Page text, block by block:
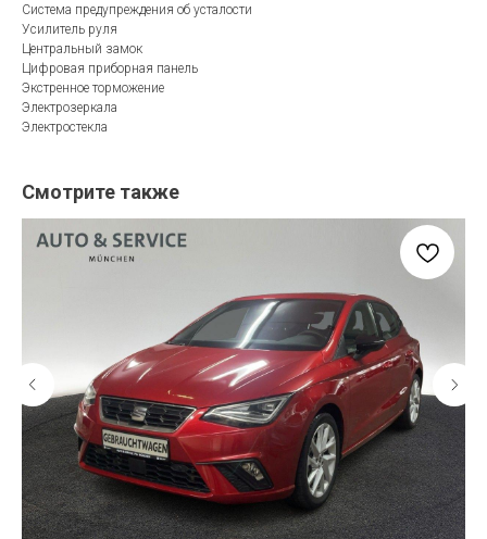
Система предупреждения об усталости
Усилитель руля
Центральный замок
Цифровая приборная панель
Экстренное торможение
Электрозеркала
Электростекла
Смотрите также